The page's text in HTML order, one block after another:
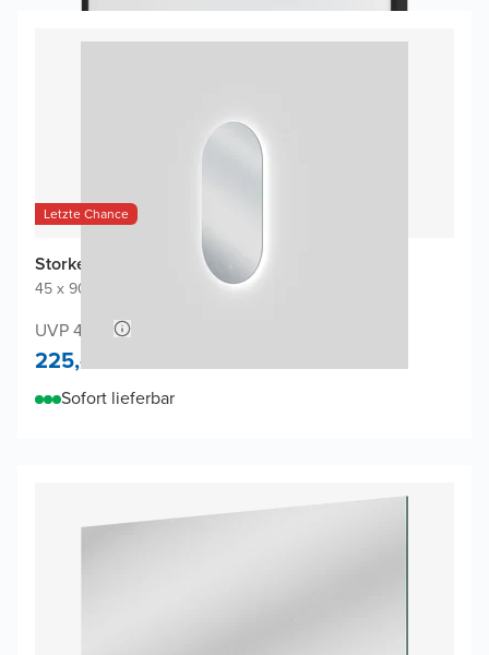
Letzte Chance
Storke Somma Badspiegel
45 x 90 cm Spiegel ohne Rahmen
UVP 430,-
225,-
Sofort lieferbar